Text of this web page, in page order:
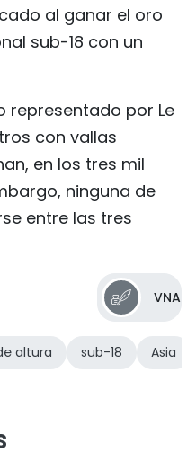
al ganar el oro
sub-18 con un
representado por Le
con vallas
en los tres mil
ninguna de
entre las tres
VNA
altura sub-18 Asia